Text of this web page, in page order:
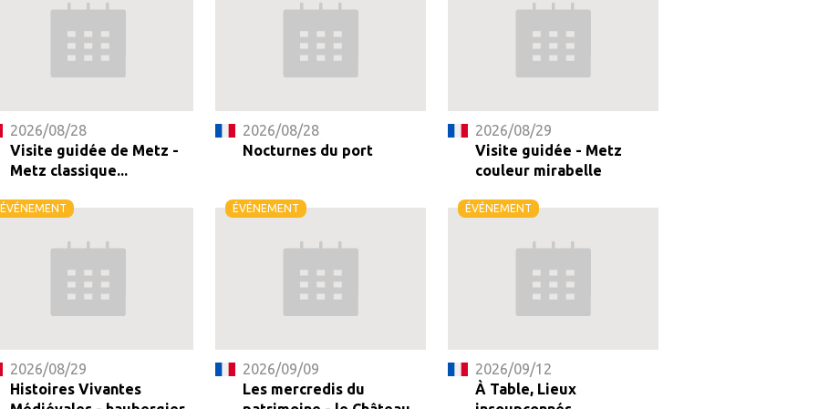
2026/08/28
Visite guidée de Metz -
Metz classique...
2026/08/28
Nocturnes du port
2026/08/29
Visite guidée - Metz
couleur mirabelle
ÉVÉNEMENT
2026/08/29
Histoires Vivantes
ÉVÉNEMENT
2026/09/09
Les mercredis du
ÉVÉNEMENT
2026/09/12
À Table, Lieux